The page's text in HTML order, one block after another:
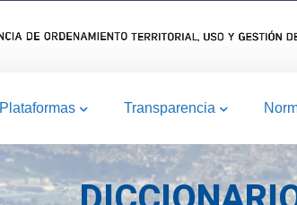
Plataformas Transparencia